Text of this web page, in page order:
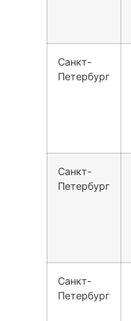
Санкт-
Петербург
Санкт-
Петербург
Санкт-
Петербург